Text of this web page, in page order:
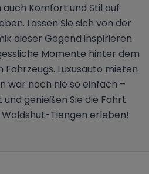
Komfort und Stil auf
Lassen Sie sich von der
dieser Gegend inspirieren
Momente hinter dem
Fahrzeugs. Luxusauto mieten
war noch nie so einfach –
genießen Sie die Fahrt.
Tiengen erleben!